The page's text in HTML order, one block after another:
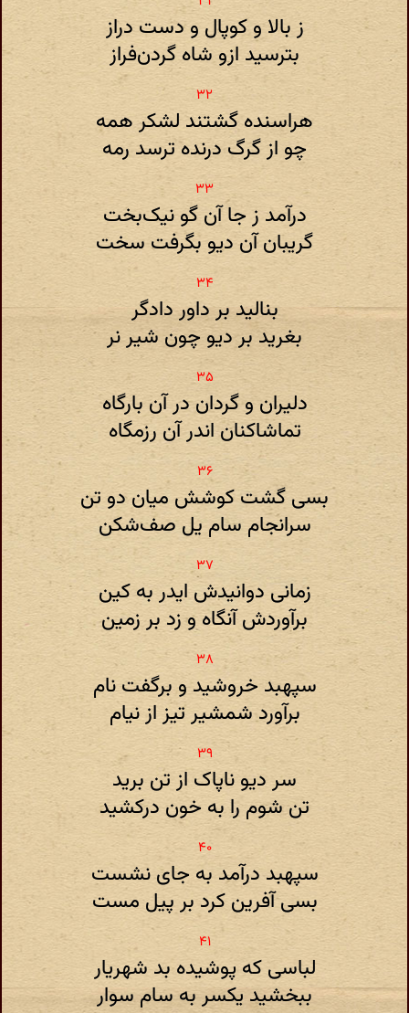
ز بالا و کوپال و دست دراز
بترسید ازو شاه گردن‌فراز
هراسنده گشتند لشکر همه
چو از گرگ درنده ترسد رمه
درآمد ز جا آن گو نیک‌بخت
گریبان آن دیو بگرفت سخت
بنالید بر داور دادگر
بغرید بر دیو چون شیر نر
دلیران و گردان در آن بارگاه
تماشاکنان اندر آن رزمگاه
بسی گشت کوشش میان دو تن
سرانجام سام یل صف‌شکن
زمانی دوانیدش ایدر به کین
برآوردش آنگاه و زد بر زمین
سپهبد خروشید و برگفت نام
برآورد شمشیر تیز از نیام
سر دیو ناپاک از تن برید
تن شوم را به خون درکشید
سپهبد درآمد به جای نشست
بسی آفرین کرد بر پیل مست
لباسی که پوشیده بد شهریار
ببخشید یکسر به سام سوار